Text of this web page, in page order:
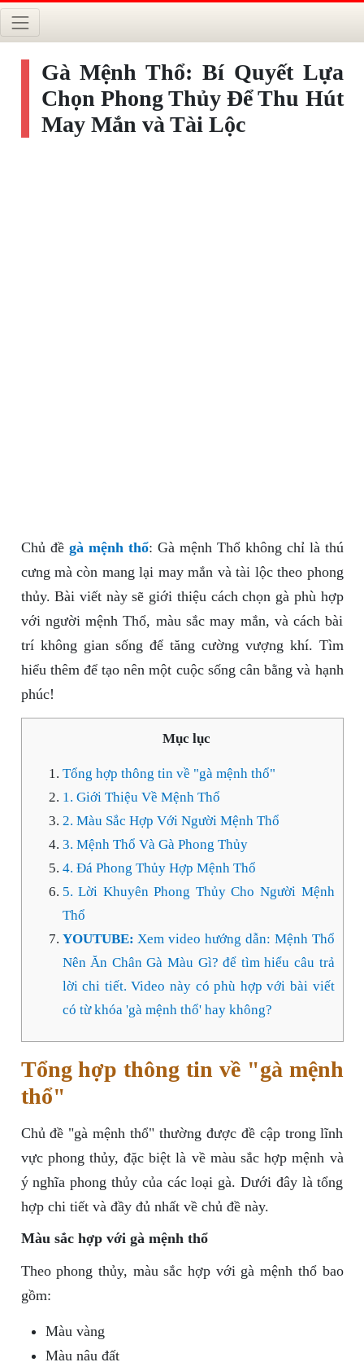
Gà Mệnh Thổ: Bí Quyết Lựa
Chọn Phong Thủy Để Thu Hút
May Mắn và Tài Lộc
Chủ đề gà mệnh thổ: Gà mệnh Thổ không chỉ là thú
cưng mà còn mang lại may mắn và tài lộc theo phong
thủy. Bài viết này sẽ giới thiệu cách chọn gà phù hợp
với người mệnh Thổ, màu sắc may mắn, và cách bài
trí không gian sống để tăng cường vượng khí. Tìm
hiểu thêm để tạo nên một cuộc sống cân bằng và hạnh
phúc!
Mục lục
Tổng hợp thông tin về "gà mệnh thổ"
1. Giới Thiệu Về Mệnh Thổ
2. Màu Sắc Hợp Với Người Mệnh Thổ
3. Mệnh Thổ Và Gà Phong Thủy
4. Đá Phong Thủy Hợp Mệnh Thổ
5. Lời Khuyên Phong Thủy Cho Người Mệnh
Thổ
YOUTUBE:Xem video hướng dẫn: Mệnh Thổ
Nên Ăn Chân Gà Màu Gì? để tìm hiểu câu trả
lời chi tiết. Video này có phù hợp với bài viết
có từ khóa 'gà mệnh thổ' hay không?
Tổng hợp thông tin về "gà mệnh
thổ"
Chủ đề "gà mệnh thổ" thường được đề cập trong lĩnh
vực phong thủy, đặc biệt là về màu sắc hợp mệnh và
ý nghĩa phong thủy của các loại gà. Dưới đây là tổng
hợp chi tiết và đầy đủ nhất về chủ đề này.
Màu sắc hợp với gà mệnh thổ
Theo phong thủy, màu sắc hợp với gà mệnh thổ bao
gồm:
Màu vàng
Màu nâu đất